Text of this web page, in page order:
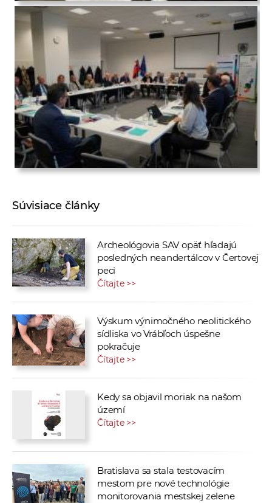
Súvisiace články
Archeológovia SAV opäť hľadajú
posledných neandertálcov v Čertovej
peci
Čítajte >>
Výskum výnimočného neolitického
sídliska vo Vrábľoch úspešne
pokračuje
Čítajte >>
Kedy sa objavil moriak na našom
území
Čítajte >>
Bratislava sa stala testovacím
mestom pre nové technológie
monitorovania mestskej zelene